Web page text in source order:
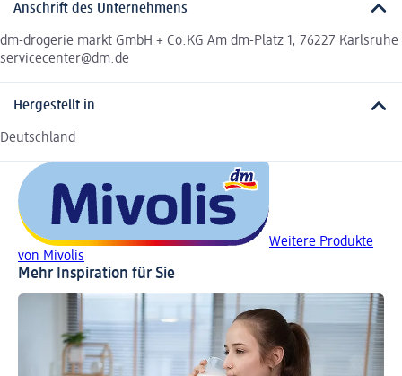
Anschrift des Unternehmens
dm-drogerie markt GmbH + Co.KG Am dm-Platz 1, 76227 Karlsruhe
servicecenter@dm.de
Hergestellt in
Deutschland
Weitere Produkte
von Mivolis
Mehr Inspiration für Sie